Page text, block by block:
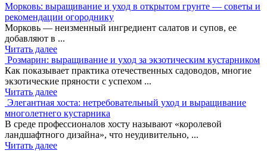
Морковь: выращивание и уход в открытом грунте — советы и
рекомендации огороднику
Морковь — неизменный ингредиент салатов и супов, ее
добавляют в ...
Читать далее
Розмарин: выращивание и уход за экзотическим кустарником
Как показывает практика отечественных садоводов, многие
экзотические пряности с успехом ...
Читать далее
Элегантная хоста: нетребовательный уход и выращивание
многолетнего кустарника
В среде профессионалов хосту называют «королевой
ландшафтного дизайна», что неудивительно, ...
Читать далее